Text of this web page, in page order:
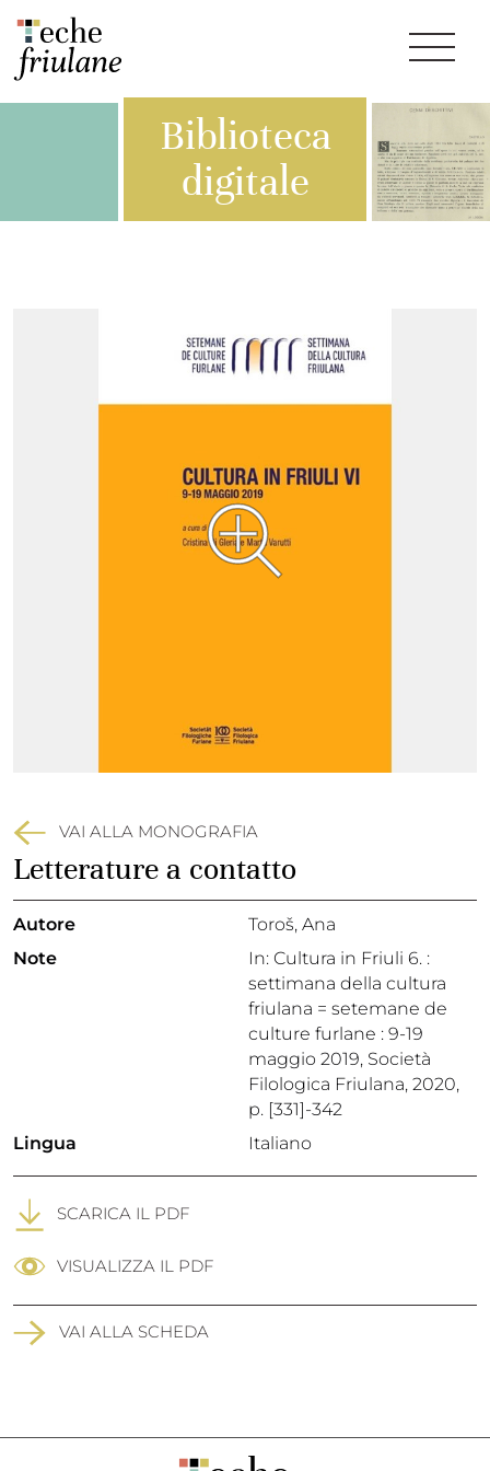
Biblioteca
digitale
VAI ALLA MONOGRAFIA
Letterature a contatto
Autore
Toroš, Ana
Note
In: Cultura in Friuli 6. :
settimana della cultura
friulana = setemane de
culture furlane : 9-19
maggio 2019, Società
Filologica Friulana, 2020,
p. [331]-342
Lingua
Italiano
SCARICA IL PDF
VISUALIZZA IL PDF
VAI ALLA SCHEDA